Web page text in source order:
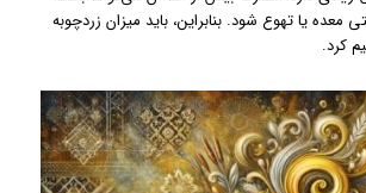
معده یا تهوع شود. بنابراین، باید میزان زردچوبه
کرد.